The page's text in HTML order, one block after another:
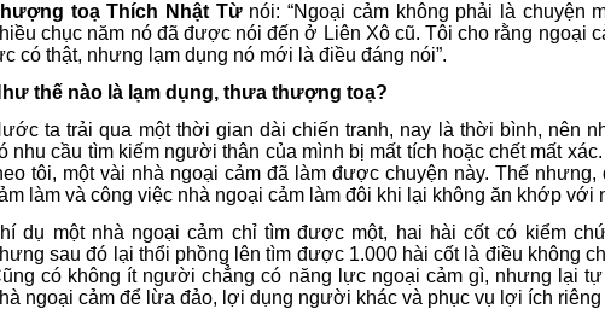
toạ Thích Nhật Từnói: “Ngoại cảm không phải là chuyện
chục năm nó đã được nói đến ở Liên Xô cũ. Tôi cho rằng ngoại
có thật, nhưng lạm dụng nó mới là điều đáng nói”.
thế nào là lạm dụng, thưa thượng toạ?
ta trải qua một thời gian dài chiến tranh, nay là thời bình, nên
nhu cầu tìm kiếm người thân của mình bị mất tích hoặc chết mất
tôi, một vài nhà ngoại cảm đã làm được chuyện này. Thế nhưng,
làm và công việc nhà ngoại cảm làm đôi khi lại không ăn khớp với
dụ một nhà ngoại cảm chỉ tìm được một, hai hài cốt có kiểm
sau đó lại thổi phồng lên tìm được 1.000 hài cốt là điều không
có không ít người chẳng có năng lực ngoại cảm gì, nhưng lại
ngoại cảm để lừa đảo, lợi dụng người khác và phục vụ lợi ích riêng